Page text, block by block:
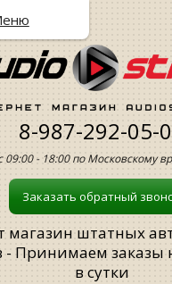
8-987-292-05-
09:00 - 18:00 по Московскому
Заказать обратный
магазин штатных
- Принимаем заказы
в сутки